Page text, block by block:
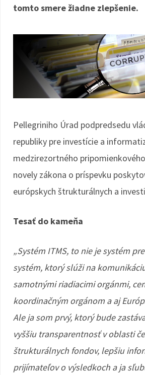
tomto smere žiadne zlepšenie.
Pellegriniho Úrad podpredsedu
republiky pre investície a
medzirezortného
novely zákona o príspevku
európskych štrukturálnych a
Tesať do kameňa
„Systém ITMS, to nie je systém
systém, ktorý slúži na
samotnými riadiacimi orgánmi,
koordinačným orgánom a aj
Ale ja som prvý, ktorý bude
vyššiu transparentnosť v oblasti
štrukturálnych fondov, lepšiu
prijímateľov o výsledkoch a ja